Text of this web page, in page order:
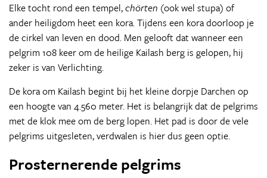
Elke tocht rond een tempel,chörten (ook wel stupa) of
ander heiligdom heet een kora. Tijdens een kora doorloop je
de cirkel van leven en dood. Men gelooft dat wanneer een
pelgrim 108 keer om de heilige Kailash berg is gelopen, hij
zeker is van Verlichting.
De kora om Kailash begint bij het kleine dorpje Darchen op
een hoogte van 4.560 meter. Het is belangrijk dat de pelgrims
met de klok mee om de berg lopen. Het pad is door de vele
pelgrims uitgesleten, verdwalen is hier dus geen optie.
Prosternerende pelgrims